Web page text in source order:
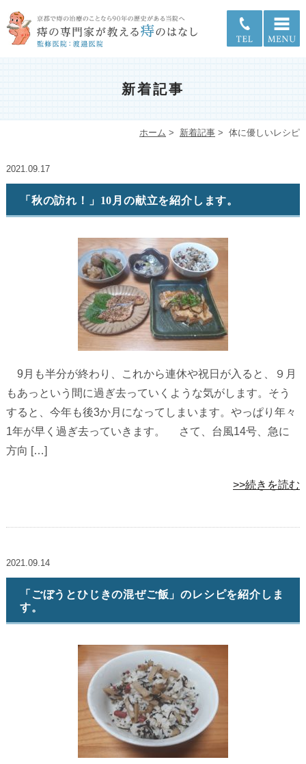
新着記事
ホーム > 新着記事 > 体に優しいレシピ
2021.09.17
「秋の訪れ！」10月の献立を紹介します。
9月も半分が終わり、これから連休や祝日が入ると、９月
もあっという間に過ぎ去っていくような気がします。そう
すると、今年も後3か月になってしまいます。やっぱり年々
1年が早く過ぎ去っていきます。 さて、台風14号、急に
方向 […]
>>続きを読む
2021.09.14
「ごぼうとひじきの混ぜご飯」のレシピを紹介しま
す。